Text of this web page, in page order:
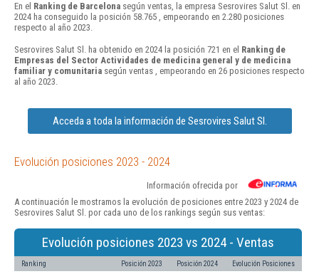
En el Ranking de Barcelona según ventas, la empresa Sesrovires Salut Sl. en
2024 ha conseguido la posición 58.765 , empeorando en 2.280 posiciones
respecto al año 2023.
Sesrovires Salut Sl. ha obtenido en 2024 la posición 721 en el Ranking de
Empresas del Sector Actividades de medicina general y de medicina
familiar y comunitaria según ventas , empeorando en 26 posiciones respecto
al año 2023.
Acceda a toda la información de Sesrovires Salut Sl.
Evolución posiciones 2023 - 2024
Información ofrecida por
A continuación le mostramos la evolución de posiciones entre 2023 y 2024 de
Sesrovires Salut Sl. por cada uno de los rankings según sus ventas:
Evolución posiciones 2023 vs 2024 - Ventas
Ranking Posición 2023 Posición 2024 Evolución Posiciones